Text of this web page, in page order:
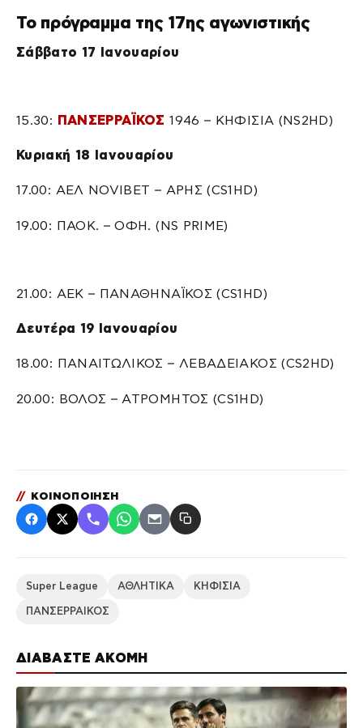
ΔΙΑΒΑΣΤΕ ΑΚΟΜΗ
Το πρόγραμμα της 17ης αγωνιστικής
Σάββατο 17 Ιανουαρίου
15.30: ΠΑΝΣΕΡΡΑΪΚΟΣ 1946 – ΚΗΦΙΣΙΑ (NS2HD)
Κυριακή 18 Ιανουαρίου
17.00: ΑΕΛ NOVIBET – ΑΡΗΣ (CS1HD)
19.00: ΠΑΟΚ. – ΟΦΗ. (NS PRIME)
21.00: ΑΕΚ – ΠΑΝΑΘΗΝΑΪΚΟΣ (CS1HD)
Δευτέρα 19 Ιανουαρίου
18.00: ΠΑΝΑΙΤΩΛΙΚΟΣ – ΛΕΒΑΔΕΙΑΚΟΣ (CS2HD)
20.00: ΒΟΛΟΣ – ΑΤΡΟΜΗΤΟΣ (CS1HD)
// ΚΟΙΝΟΠΟΙΗΣΗ
Super League ΑΘΛΗΤΙΚΑ ΚΗΦΙΣΙΑ
ΠΑΝΣΕΡΡΑΙΚΟΣ